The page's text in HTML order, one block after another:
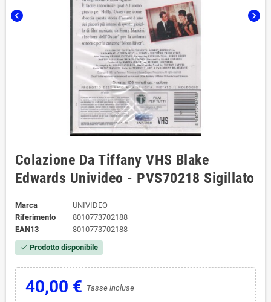
chevron_left chevron_right
Colazione Da Tiffany VHS Blake
Edwards Univideo - PVS70218 Sigillato
Marca
UNIVIDEO
Riferimento
8010773702188
EAN13
8010773702188
check Prodotto disponibile
40,00 € Tasse incluse